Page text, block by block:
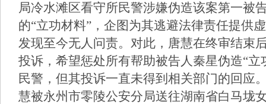
局冷水滩区看守所民警涉嫌伪造该案第一被
的“立功材料”，企图为其逃避法律责任提供
发现至今无人问责。对此，唐慧在终审结束
投诉，希望惩处所有帮助被告人秦星伪造“立
民警，但其投诉一直未得到相关部门的回应
慧被永州市零陵公安分局送往湖南省白马垅